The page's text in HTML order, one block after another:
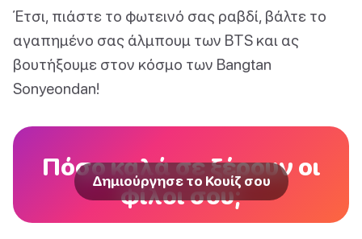
Έτσι, πιάστε το φωτεινό σας ραβδί, βάλτε το
αγαπημένο σας άλμπουμ των BTS και ας
βουτήξουμε στον κόσμο των Bangtan
Sonyeondan!
Πόσο καλά σε ξέρουν οι
φίλοι σου;
Δημιούργησε το Κουίζ σου